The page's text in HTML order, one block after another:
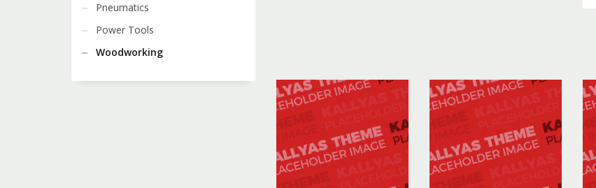
Pneumatics
Power Tools
Woodworking